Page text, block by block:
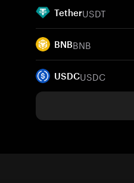
TetherUSDT
BNBBNB
USDCUSDC